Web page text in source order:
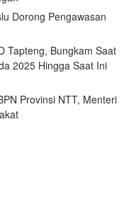
Dorong Pengawasan
Tapteng, Bungkam Saat
2025 Hingga Saat Ini
Provinsi NTT, Menteri